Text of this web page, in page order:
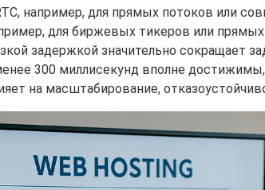
например, для прямых потоков или
для биржевых тикеров или
задержкой значительно сокращает
300 миллисекунд вполне
на масштабирование,